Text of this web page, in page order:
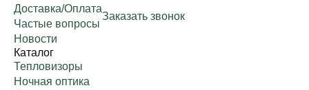
Доставка/Оплата
Частые вопросы
Новости
Заказать звонок
Каталог
Тепловизоры
Ночная оптика